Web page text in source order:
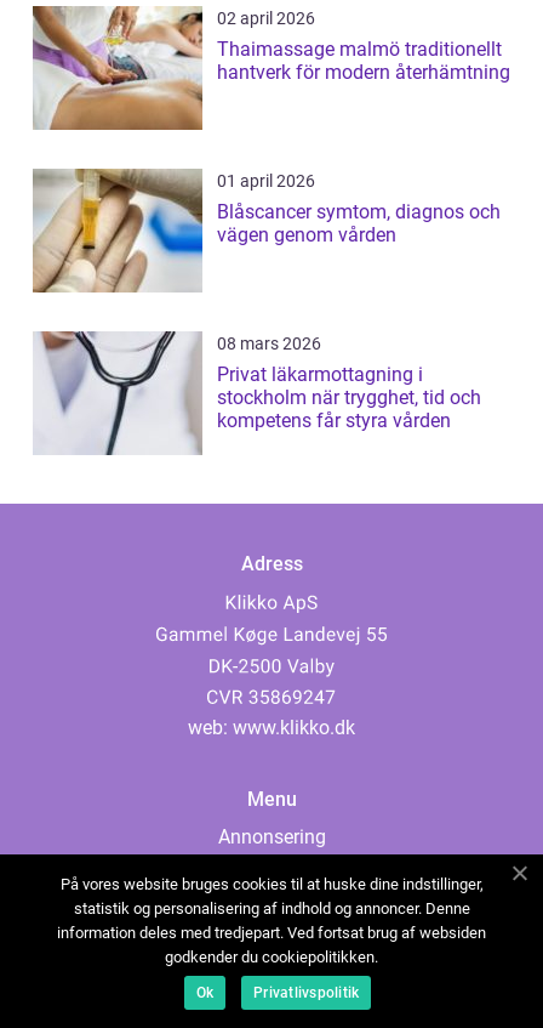
02 april 2026
Thaimassage malmö traditionellt
hantverk för modern återhämtning
01 april 2026
Blåscancer symtom, diagnos och
vägen genom vården
08 mars 2026
Privat läkarmottagning i
stockholm när trygghet, tid och
kompetens får styra vården
Adress
web: www.klikko.dk
Menu
Annonsering
Cookies
Kontakta oss
Sitemap
På vores website bruges cookies til at huske dine indstillinger,
statistik og personalisering af indhold og annoncer. Denne
information deles med tredjepart. Ved fortsat brug af websiden
godkender du cookiepolitikken.
Ok Privatlivspolitik